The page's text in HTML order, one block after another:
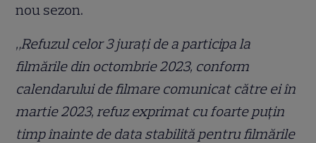
nou sezon.
„Refuzul celor 3 jurați de a participa la
filmările din octombrie 2023, conform
calendarului de filmare comunicat către ei în
martie 2023, refuz exprimat cu foarte puțin
timp înainte de data stabilită pentru filmările